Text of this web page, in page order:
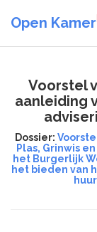
Open Kamer
Voorstel
aanleiding
Dossier:
Plas, Grinwis
het Burgerlijk
het bieden van